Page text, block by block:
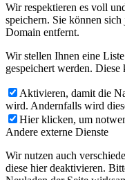
Wir respektieren es voll
speichern. Sie können
Domain entfernt.
Wir stellen Ihnen eine
gespeichert werden.
Aktivieren, damit die
wird. Andernfalls wird
Hier klicken, um
Andere externe Dienste
Wir nutzen auch
diese hier deaktivieren.